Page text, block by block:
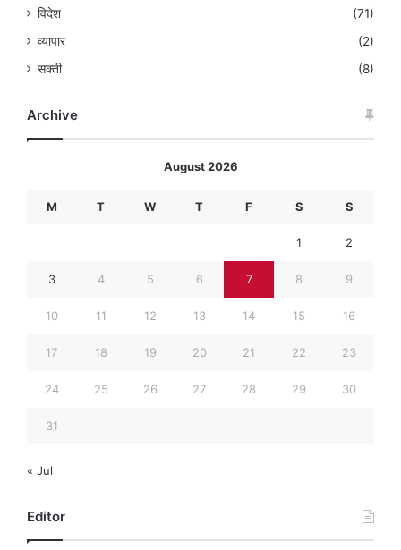
विदेश
(71)
व्यापार
(2)
सक्ती
(8)
Archive
August 2026
M T W T F S S
1 2
3 4 5 6 7 8 9
10 11 12 13 14 15 16
17 18 19 20 21 22 23
24 25 26 27 28 29 30
31
« Jul
Editor